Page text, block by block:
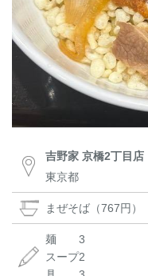
吉野家 京橋2丁目店
東京都
まぜそば（767円）
麺 3
スープ2